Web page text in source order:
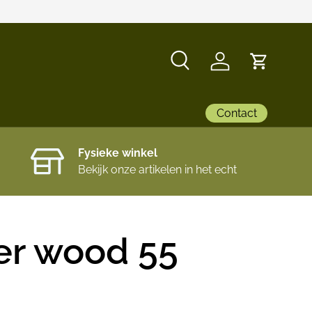
ZoekenInloggen
Contact
Fysieke winkel
Bekijk onze artikelen in het echt
wood 55